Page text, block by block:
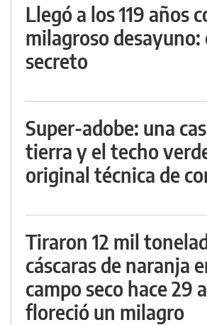
Llegó a los 119 años
milagroso desayuno:
secreto
Super-adobe: una
tierra y el techo
original técnica de
Tiraron 12 mil
cáscaras de naranja
campo seco hace 29
floreció un milagro